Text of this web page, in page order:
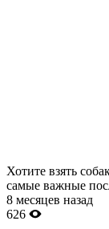
Хотите взять
самые важные
8 месяцев назад
626